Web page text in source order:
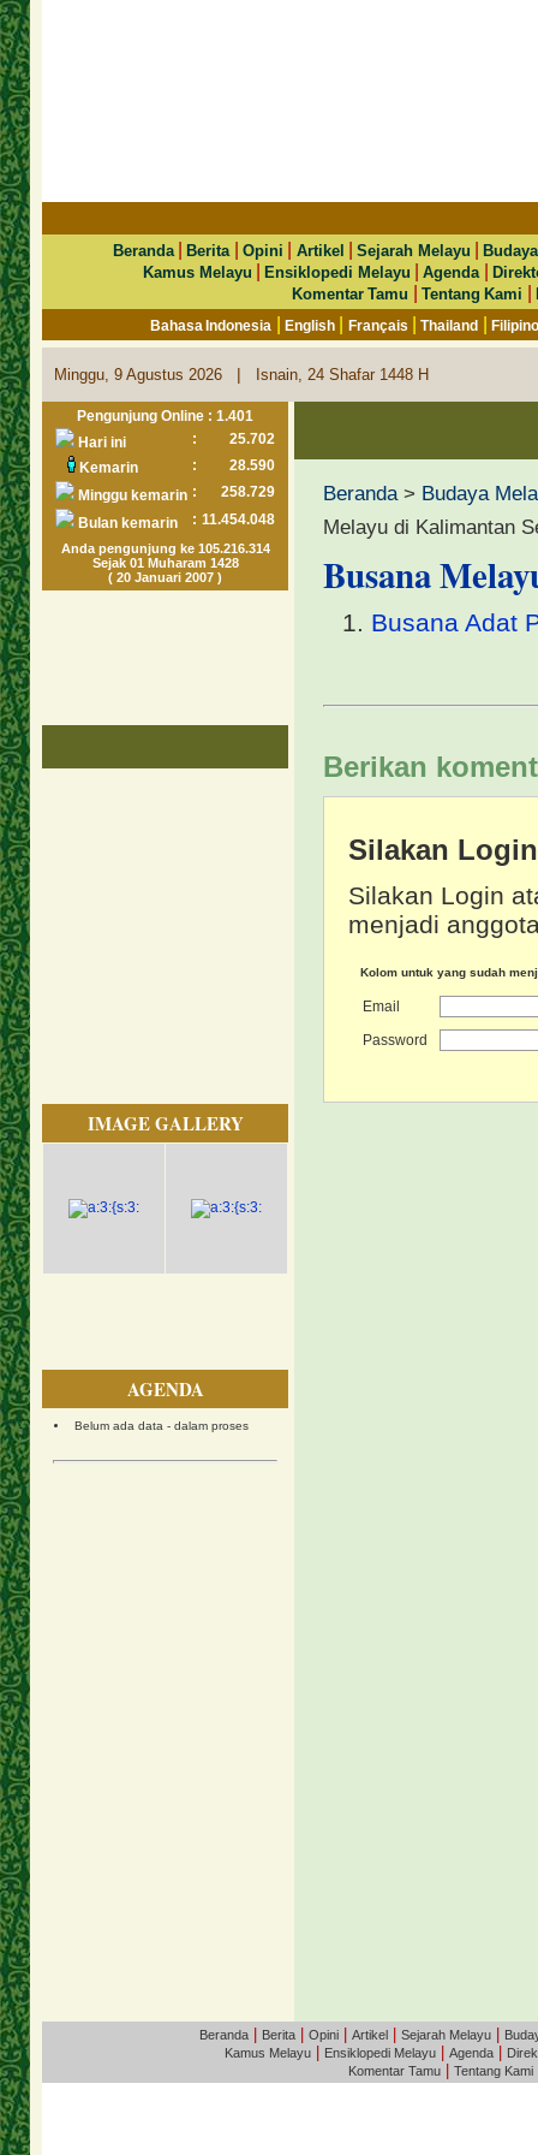
Beranda|Berita Opini Artikel |Sejarah Melayu |
Kamus Melayu
|Ensiklopedi Melayu |Agenda |
Komentar Tamu
|Tentang Kami |
Bahasa Indonesia |English Français |Thailand |
Minggu, 9 Agustus 2026 | Isnain, 24 Shafar 1448 H
Pengunjung Online : 1.401
Hari ini
:
25.702
Kemarin
:
28.590
Minggu kemarin :
258.729
Bulan kemarin
: 11.454.048
Anda pengunjung ke 105.216.314
Sejak 01 Muharam 1428
( 20 Januari 2007 )
IMAGE GALLERY
AGENDA
Belum ada data - dalam proses
Beranda> Budaya
Melayu di Kalimantan
Busana
Busana Adat
Berikan
Silakan
Silakan Login
menjadi
Kolom untuk yang sudah
Email
Password
Beranda Berita Opini Artikel Sejarah Melayu
Kamus Melayu
Ensiklopedi Melayu Agenda
Komentar Tamu
Tentang Kami